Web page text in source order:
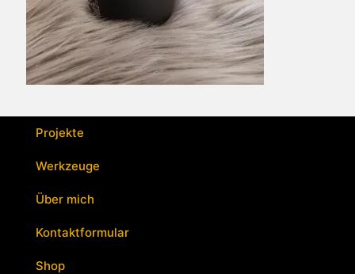
Projekte
Werkzeuge
Über mich
Kontaktformular
Shop